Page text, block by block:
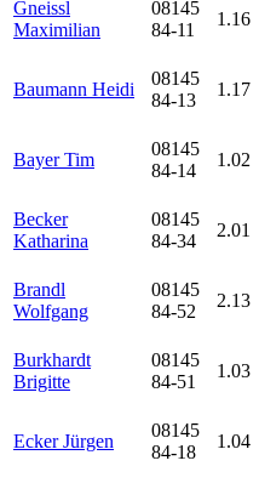
Gneissl
Maximilian
08145
84-11
1.16
Baumann Heidi
08145
84-13
1.17
Bayer Tim
08145
84-14
1.02
Becker
Katharina
08145
84-34
2.01
Brandl
Wolfgang
08145
84-52
2.13
Burkhardt
Brigitte
08145
84-51
1.03
Ecker Jürgen
08145
84-18
1.04